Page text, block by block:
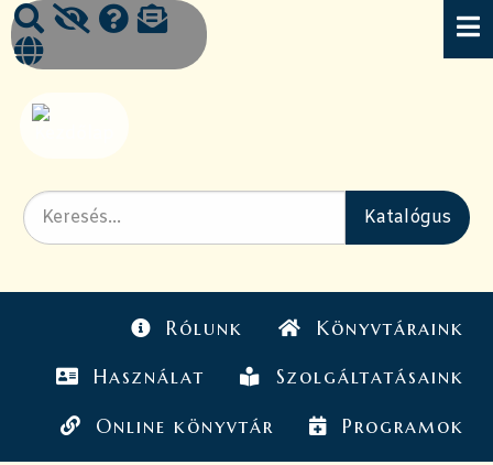
Rólunk Könyvtáraink
Használat Szolgáltatásaink
Online könyvtár Programok